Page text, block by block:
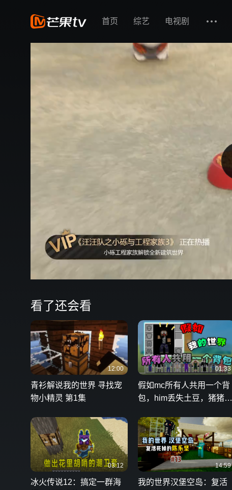
首页 综艺 电视剧
看了还会看
12:00
青衫解说我的世界 寻找宠
物小精灵 第1集
01:33
假如mc所有人共用一个背
包，him丢失土豆，猪猪房
03:12
冰火传说12：搞定一群海
14:59
我的世界汉堡空岛：复活